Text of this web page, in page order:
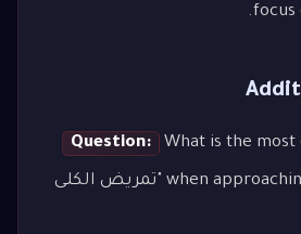
focus
Question: What is the
when approaching a question about "تمريض الكلى